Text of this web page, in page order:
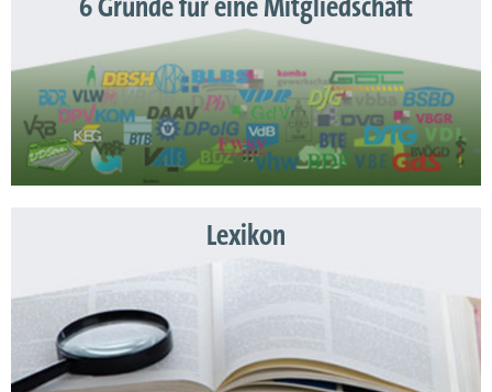
6 Gründe für eine Mitgliedschaft
Lexikon